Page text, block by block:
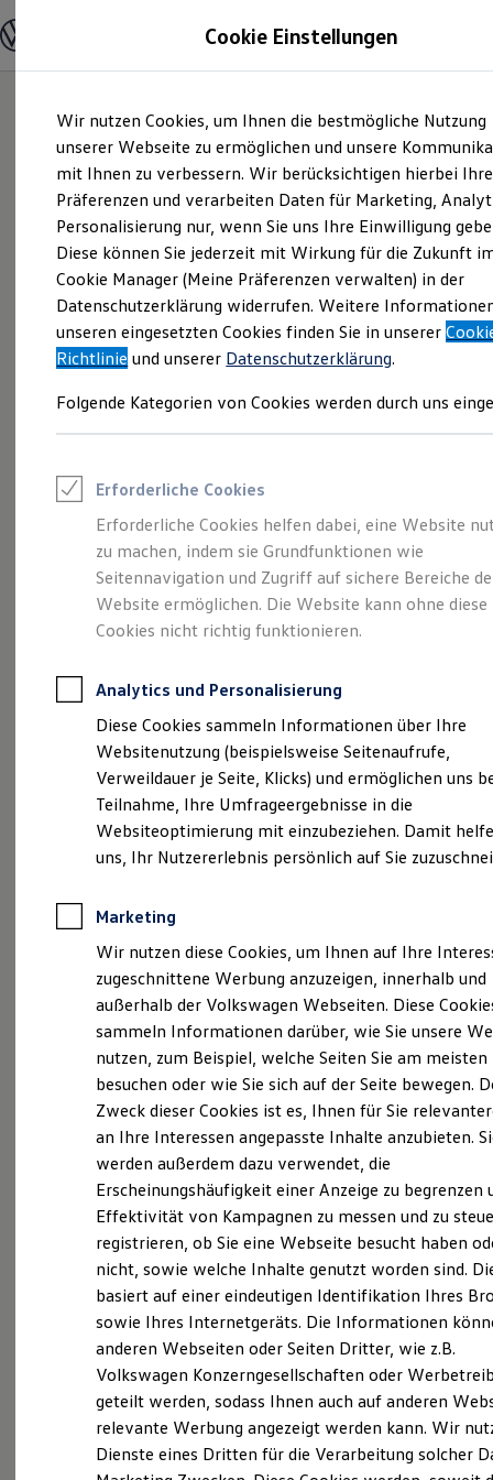
Hauptinhalt
springen
Footer
springen
Modelle und Konfigurator
Modelle vergleichen
Elektroautos
ENERGY Sondermodelle
Nutzfahrzeuge
SUV und CUV
Familienautos
Kombis
Kompaktwagen
Sportwagen
Schnell verfügbare Fahrzeuge
Angebote und Produkte
Aktuelle Angebote
E-Auto-Förderung
Volkswagen Marktplatz
Junge Gebrauchtwagen und Gebrauchtwagen
Saisonangebote
Leasing
Leasing-Angebote
Gebrauchtwagen Leasing
Junge Gebrauchtwagen-Leasing
Elektroauto Leasing
Kleinwagen-Leasing
Leasing ohne Anzahlung
Autokredit mit Schlussrate
Versicherungen und Garantien
Kfz-Versicherung
Restschuldversicherungen
Garantien
Wartungsverträge
Geschäftskunden
Professional Class bei Volkswagen
Großkunden
Behörden
Anpfiff zum Gewinn
Elektroautos
ID. Tutorials
Elektrofahrzeugkonzepte
Reichweite
Reichweite der ID. Modelle
Reichweite im Winter
Laden
Laden unterwegs
Laden Zuhause
Ladezeitensimulator
Batterie
Sicherheit
Garantie und Lebensdauer
Nachhaltigkeit
Technologie
Kosten und Kauf
Verbrauchskosten
Kaufoptionen
E-Auto-Förderung
Software und Konnektivität
Die ID. Software 6
ID. Software Versionen und Updates
Digitale Extras
Schnittstellen zu Ihrem ID.
Kompakt.
Charismatisch. Coupé.
Der Taigo.
Probefahrt vereinbaren
Fahrzeugangebot anfordern
Servicetermin buchen
Serviceanfrage stellen
Cookie Einstellungen
Wir nutzen Cookies, um Ihnen die bestmögliche Nutzung
unserer Webseite zu ermöglichen und unsere
mit Ihnen zu verbessern. Wir berücksichtigen hierbei Ihre
Präferenzen und verarbeiten Daten für Marketing,
Personalisierung nur, wenn Sie uns Ihre Einwilligung
Diese können Sie jederzeit mit Wirkung für die Zukunft
Cookie Manager (Meine Präferenzen verwalten) in der
Datenschutzerklärung widerrufen. Weitere
unseren eingesetzten Cookies finden Sie in unserer
Richtlinie und unserer Datenschutzerklärung.
Folgende Kategorien von Cookies werden durch uns
Erforderliche Cookies
Erforderliche Cookies helfen dabei, eine Website
zu machen, indem sie Grundfunktionen wie
Seitennavigation und Zugriff auf sichere Bereiche
Website ermöglichen. Die Website kann ohne diese
Cookies nicht richtig funktionieren.
Analytics und Personalisierung
Diese Cookies sammeln Informationen über Ihre
Websitenutzung (beispielsweise Seitenaufrufe,
Verweildauer je Seite, Klicks) und ermöglichen uns
Teilnahme, Ihre Umfrageergebnisse in die
Websiteoptimierung mit einzubeziehen. Damit
uns, Ihr Nutzererlebnis persönlich auf Sie
Marketing
Wir nutzen diese Cookies, um Ihnen auf Ihre
zugeschnittene Werbung anzuzeigen, innerhalb und
außerhalb der Volkswagen Webseiten. Diese
sammeln Informationen darüber, wie Sie unsere
nutzen, zum Beispiel, welche Seiten Sie am meisten
besuchen oder wie Sie sich auf der Seite bewegen.
Zweck dieser Cookies ist es, Ihnen für Sie
an Ihre Interessen angepasste Inhalte anzubieten.
werden außerdem dazu verwendet, die
Erscheinungshäufigkeit einer Anzeige zu begrenzen
Effektivität von Kampagnen zu messen und zu
registrieren, ob Sie eine Webseite besucht haben
nicht, sowie welche Inhalte genutzt worden sind.
basiert auf einer eindeutigen Identifikation Ihres
sowie Ihres Internetgeräts. Die Informationen
anderen Webseiten oder Seiten Dritter, wie z.B.
Volkswagen Konzerngesellschaften oder
geteilt werden, sodass Ihnen auch auf anderen
relevante Werbung angezeigt werden kann. Wir
Dienste eines Dritten für die Verarbeitung solcher